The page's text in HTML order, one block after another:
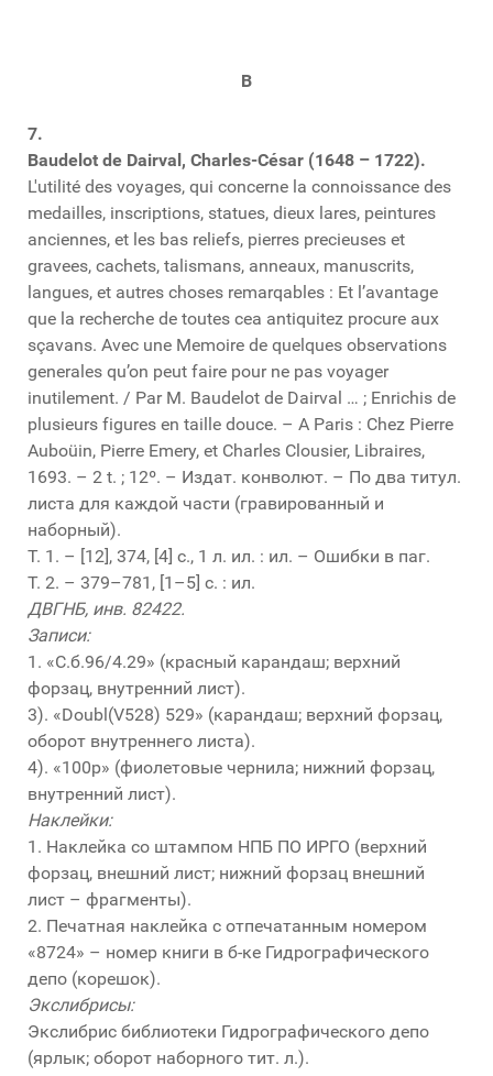
B
7.
Baudelot de Dairval, Charles-César (1648 – 1722).
L'utilité des voyages, qui concerne la connoissance des
medailles, inscriptions, statues, dieux lares, peintures
anciennes, et les bas reliefs, pierres precieuses et
gravees, cachets, talismans, anneaux, manuscrits,
langues, et autres choses remarqables : Et l’avantage
que la recherche de toutes cea antiquitez procure aux
sçavans. Avec une Memoire de quelques observations
generales qu’on peut faire pour ne pas voyager
inutilement. / Par M. Baudelot de Dairval … ; Enrichis de
plusieurs figures en taille douce. – A Paris : Chez Pierre
Auboüin, Pierre Emery, et Charles Clousier, Libraires,
1693. – 2 t. ; 12º. – Издат. конволют. – По два титул.
листа для каждой части (гравированный и
наборный).
T. 1. – [12], 374, [4] с., 1 л. ил. : ил. – Ошибки в паг.
T. 2. – 379–781, [1–5] с. : ил.
ДВГНБ, инв. 82422.
Записи:
1. «С.б.96/4.29» (красный карандаш; верхний
форзац, внутренний лист).
3). «Doubl(V528) 529» (карандаш; верхний форзац,
оборот внутреннего листа).
4). «100р» (фиолетовые чернила; нижний форзац,
внутренний лист).
Наклейки:
1. Наклейка со штампом НПБ ПО ИРГО (верхний
форзац, внешний лист; нижний форзац внешний
лист – фрагменты).
2. Печатная наклейка с отпечатанным номером
«8724» – номер книги в б-ке Гидрографического
депо (корешок).
Экслибрисы:
Экслибрис библиотеки Гидрографического депо
(ярлык; оборот наборного тит. л.).